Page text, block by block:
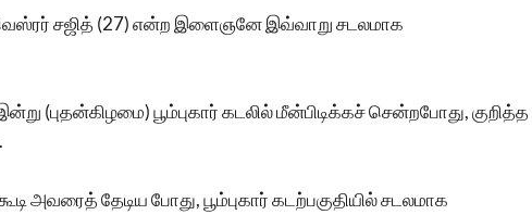
சஜித் (27) என்ற இளைஞனே இவ்வாறு சடலமாக
(புதன்கிழமை) பூம்புகார் கடலில் மீன்பிடிக்கச் சென்றபோது, குறித்த
அவரைத் தேடிய போது, பூம்புகார் கடற்பகுதியில் சடலமாக